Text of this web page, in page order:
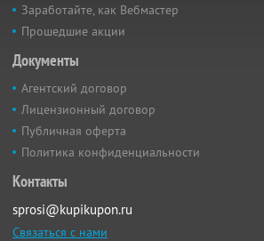
Заработайте, как Вебмастер
Прошедшие акции
Документы
Агентский договор
Лицензионный договор
Публичная оферта
Политика конфиденциальности
Контакты
sprosi@kupikupon.ru
Связаться с нами